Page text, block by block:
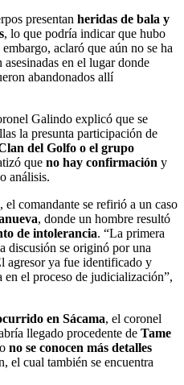
presentan heridas de bala y
, lo que podría indicar que hubo
embargo, aclaró que aún no se ha
en el lugar donde
abandonados allí
Galindo explicó que se
la presunta participación de
del Golfo o el grupo
que no hay confirmación y
análisis.
comandante se refirió a un caso
, donde un hombre resultó
de intolerancia. “La primera
discusión se originó por una
agresor ya fue identificado y
en el proceso de judicialización”,
en Sácama, el coronel
llegado procedente de Tame
no se conocen más detalles
el cual también se encuentra